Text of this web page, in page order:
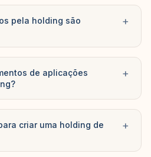
pela holding são
+
de aplicações
+
criar uma holding de
+